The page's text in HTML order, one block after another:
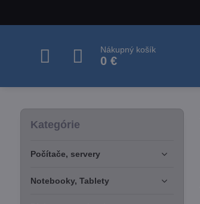
Nákupný košík
0 €
Kategórie
Počítače, servery
Notebooky, Tablety